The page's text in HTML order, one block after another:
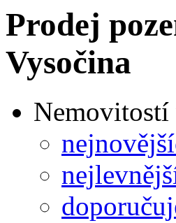
Prodej
Vysočina
Nemovitostí